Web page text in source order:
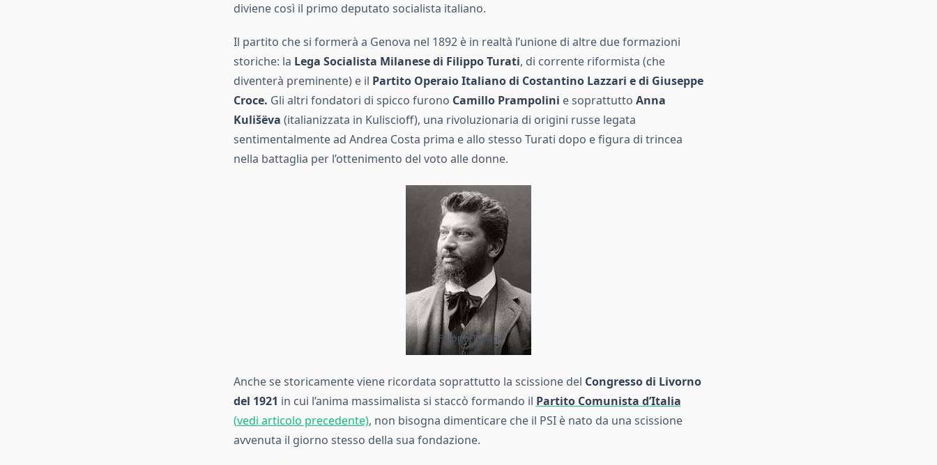
diviene così il primo deputato socialista italiano.
Il partito che si formerà a Genova nel 1892 è in realtà l’unione di altre due formazioni
storiche: la Lega Socialista Milanese di Filippo Turati, di corrente riformista (che
diventerà preminente) e il Partito Operaio Italiano di Costantino Lazzari e di Giuseppe
Croce. Gli altri fondatori di spicco furono Camillo Prampolini e soprattutto Anna
Kulišëva (italianizzata in Kuliscioff), una rivoluzionaria di origini russe legata
sentimentalmente ad Andrea Costa prima e allo stesso Turati dopo e figura di trincea
nella battaglia per l’ottenimento del voto alle donne.
Filippo Turati
Anche se storicamente viene ricordata soprattutto la scissione del Congresso di Livorno
del 1921 in cui l’anima massimalista si staccò formando il Partito Comunista d’Italia
(vedi articolo precedente), non bisogna dimenticare che il PSI è nato da una scissione
avvenuta il giorno stesso della sua fondazione.